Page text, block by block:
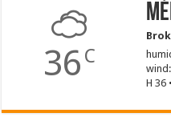
36 C
H 36